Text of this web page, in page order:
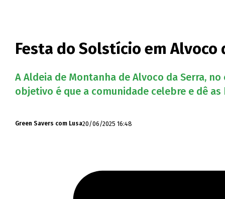
Festa do Solstício em Alvoco
A Aldeia de Montanha de Alvoco da Serra,
objetivo é que a comunidade celebre e dê
Green Savers com Lusa20/06/2025 16:48